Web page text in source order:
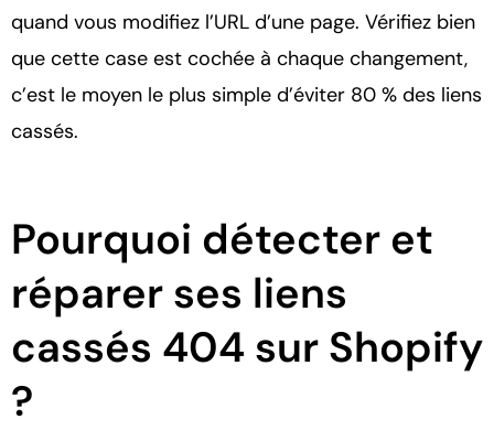
quand vous modifiez l’URL d’une page. Vérifiez bien
que cette case est cochée à chaque changement,
c’est le moyen le plus simple d’éviter 80 % des liens
cassés.
Pourquoi détecter et
réparer ses liens
cassés 404 sur Shopify
?